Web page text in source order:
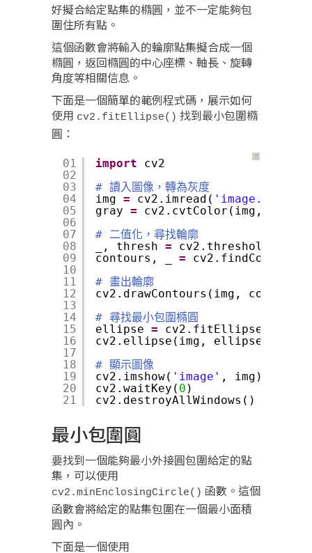
好擬合給定點集的橢圓，並不一定能夠包
圍住所有點。
這個函數會將輸入的輪廓點集擬合成一個
橢圓，返回橢圓的中心座標、軸長、旋轉
角度等相關信息。
下面是一個簡單的範例程式碼，展示如何
使用 cv2.fitEllipse() 找到最小包圍橢
圓：
？
01
02
03
04
05
06
07
08
09
10
11
12
13
14
15
16
17
18
19
20
21
import
cv2
# 讀入圖像，轉為灰度
img = cv2.imread( 'image.jpg'
gray =
cv2.cvtColor(img,
# 二值化，尋找輪廓
_, thresh =
contours, _ =
# 畫出輪廓
cv2.drawContours(img,
# 尋找最小包圍橢圓
ellipse =
cv2.ellipse(img, ellipse, (
# 顯示圖像
cv2.imshow( 'image' , img)
cv2.waitKey( 0 )
cv2.destroyAllWindows()
最小包圍圓
要找到一個能夠最小外接圓包圍給定的點
集，可以使用
cv2.minEnclosingCircle() 函數。這個
函數會將給定的點集包圍在一個最小面積
圓內。
下面是一個使用